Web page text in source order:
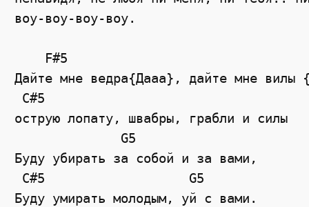
воу-воу-воу-воу.
    F#5
Дайте мне ведра{Дааа}, дайте мне вилы
C#5
острую лопату, швабры, грабли и силы
              G5
Буду убирать за собой и за вами,
C#5                   G5
Буду умирать молодым, уй с вами.